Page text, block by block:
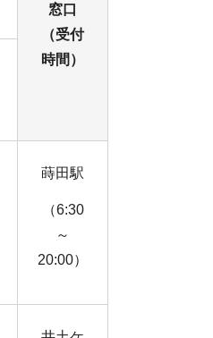
窓口
（受付
時間）
蒔田駅
（6:30
～
20:00）